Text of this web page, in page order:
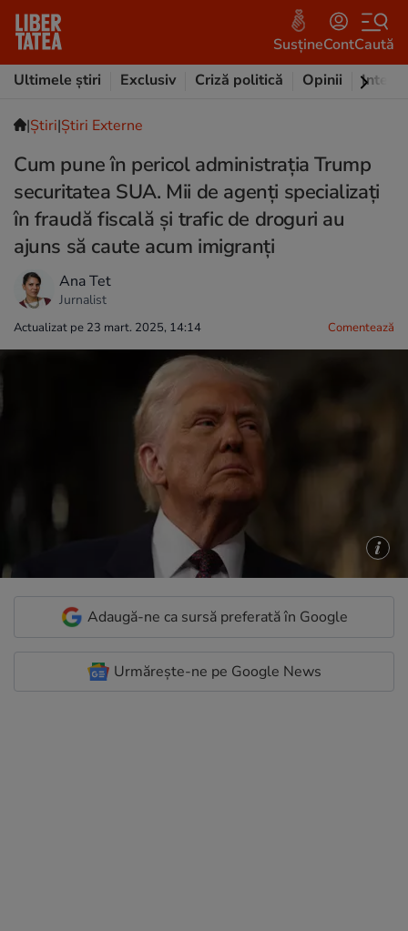
SusțineContCaută
Ultimele știri
Exclusiv Criză politică Opinii
|Ştiri|Știri Externe
Cum pune în pericol administrația Trump
securitatea SUA. Mii de agenți specializați
în fraudă fiscală și trafic de droguri au
ajuns să caute acum imigranți
Ana Tet
Jurnalist
Actualizat pe 23 mart. 2025, 14:14 Comentează
Adaugă-ne ca sursă preferată în Google
Urmărește-ne pe Google News